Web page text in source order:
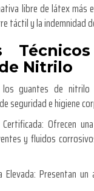
libre de látex más
táctil y la indemnidad
Nitrilo
guantes de
seguridad e higiene
Certificada: Ofrecen
y fluidos
Elevada: Presentan